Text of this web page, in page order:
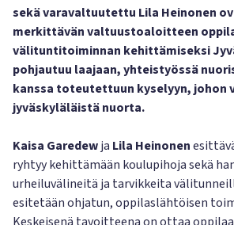
sekä varavaltuutettu Lila Heinonen
merkittävän valtuustoaloitteen
välituntitoiminnan kehittämiseksi
pohjautuu laajaan, yhteistyössä
kanssa toteutettuun kyselyyn, johon
jyväskyläläistä nuorta.
Kaisa Garedewja Lila Heinonen
ryhtyy kehittämään koulupihoja sekä
urheiluvälineitä ja tarvikkeita
esitetään ohjatun, oppilaslähtöisen